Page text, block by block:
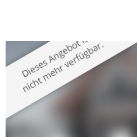
großzügige Räume und eine
modernen Wohnkomfort mit einem
verbindet. Der […]